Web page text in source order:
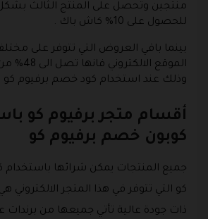
منتجين وتحصل على المنتج الثالث
للحصول على 10% كاش باك .
بينما باقي العروض التي تتوفر على
الموقع
وذلك عند استخدام كود خصم برفيوم كو .
أقسام متجر برفيوم كو
كوبون خصم برفيوم كو
جميع المنتجات يمكن شرائها
كو التي تتوفر في هذا المتجر
ذات جودة عالية تأتي جميعها من